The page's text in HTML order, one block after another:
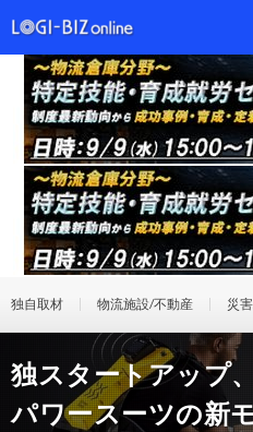
独自取材 物流施設/不動産 災
独スタートアップ
パワースーツの新